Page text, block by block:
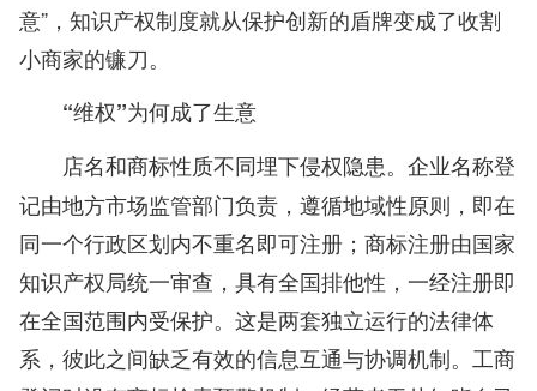
意”，知识产权制度就从保护创新的盾牌变成了收割
小商家的镰刀。
“维权”为何成了生意
店名和商标性质不同埋下侵权隐患。 企业名称登
记由地方市场监管部门负责，遵循地域性原则，即在
同一个行政区划内不重名即可注册；商标注册由国家
知识产权局统一审查，具有全国排他性，一经注册即
在全国范围内受保护。这是两套独立运行的法律体
系，彼此之间缺乏有效的信息互通与协调机制。工商